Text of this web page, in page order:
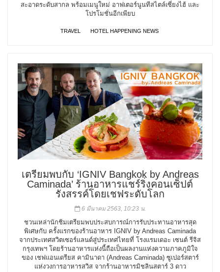
สะอาดระดับสากล พร้อมเมนูใหม่ อาฟเตอร์นูนทีสไตล์เซี่ยงไฮ้ และ
โปรโมชั่นอีกเพียบ
TRAVEL HOTEL HAPPENING NEWS
เตรียมพบกับ ‘IGNIV Bangkok by Andreas
Caminada’ ร้านอาหารแชร์ริ่งคอนเซ็ปต์
รังสรรค์โดยเชฟระดับโลก
6 มีนาคม 2563, 10:23 น.
ชวนเหล่านักชิมเตรียมพบประสบการณ์การรับประทานอาหารสุด
พิเศษกับ ครั้งแรกของร้านอาหาร IGNIV by Andreas Caminada
จากประเทศสวิตเซอร์แลนด์สู่ประเทศไทยที่ โรงแรมเดอะ เซนต์ รีจิส
กรุงเทพฯ โดยร้านอาหารแห่งนี้ถือเป็นผลงานแห่งความภาคภูมิใจ
ของ เชฟแอนเดรียส คามินาดา (Andreas Caminada) ซูเปอร์สตาร์
แห่งวงการอาหารสวิส จากร้านอาหารมิชลินสตาร์ 3 ดาว